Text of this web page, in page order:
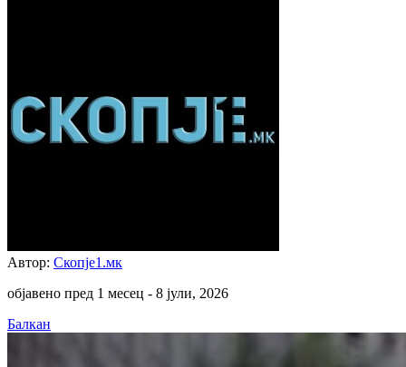
Автор: Скопје1.мк
објавено пред 1 месец - 8 јули, 2026
Балкан